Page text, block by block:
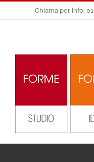
contenuto
Chiama per info: